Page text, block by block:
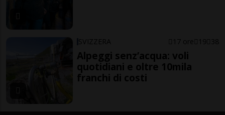
SVIZZERA 17 ore 19 38
Alpeggi senz’acqua: voli
quotidiani e oltre 10mila
franchi di costi